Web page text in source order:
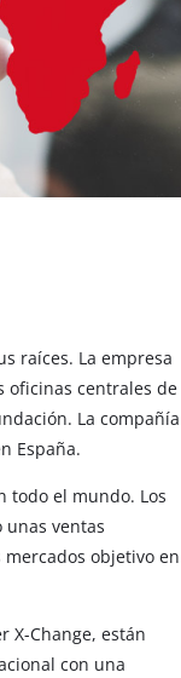
seco
raíces. La empresa
oficinas centrales de
La compañía
España.
todo el mundo. Los
ventas
objetivo en
X-Change, están
con una